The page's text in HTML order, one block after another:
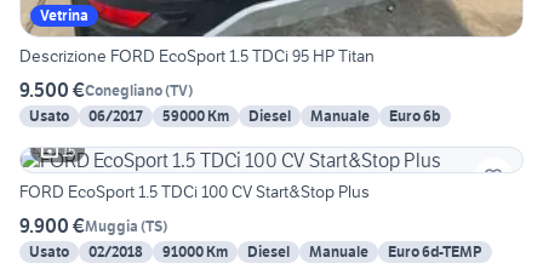
Vetrina
Descrizione FORD EcoSport 1.5 TDCi 95 HP Titan
9.500 €Conegliano(TV)
Usato
06/2017 59000 Km Diesel Manuale
Euro 6b
15
FORD EcoSport 1.5 TDCi 100 CV Start&Stop Plus
9.900 €Muggia (TS)
Usato
02/2018 91000 Km Diesel Manuale
Euro 6d-TEMP